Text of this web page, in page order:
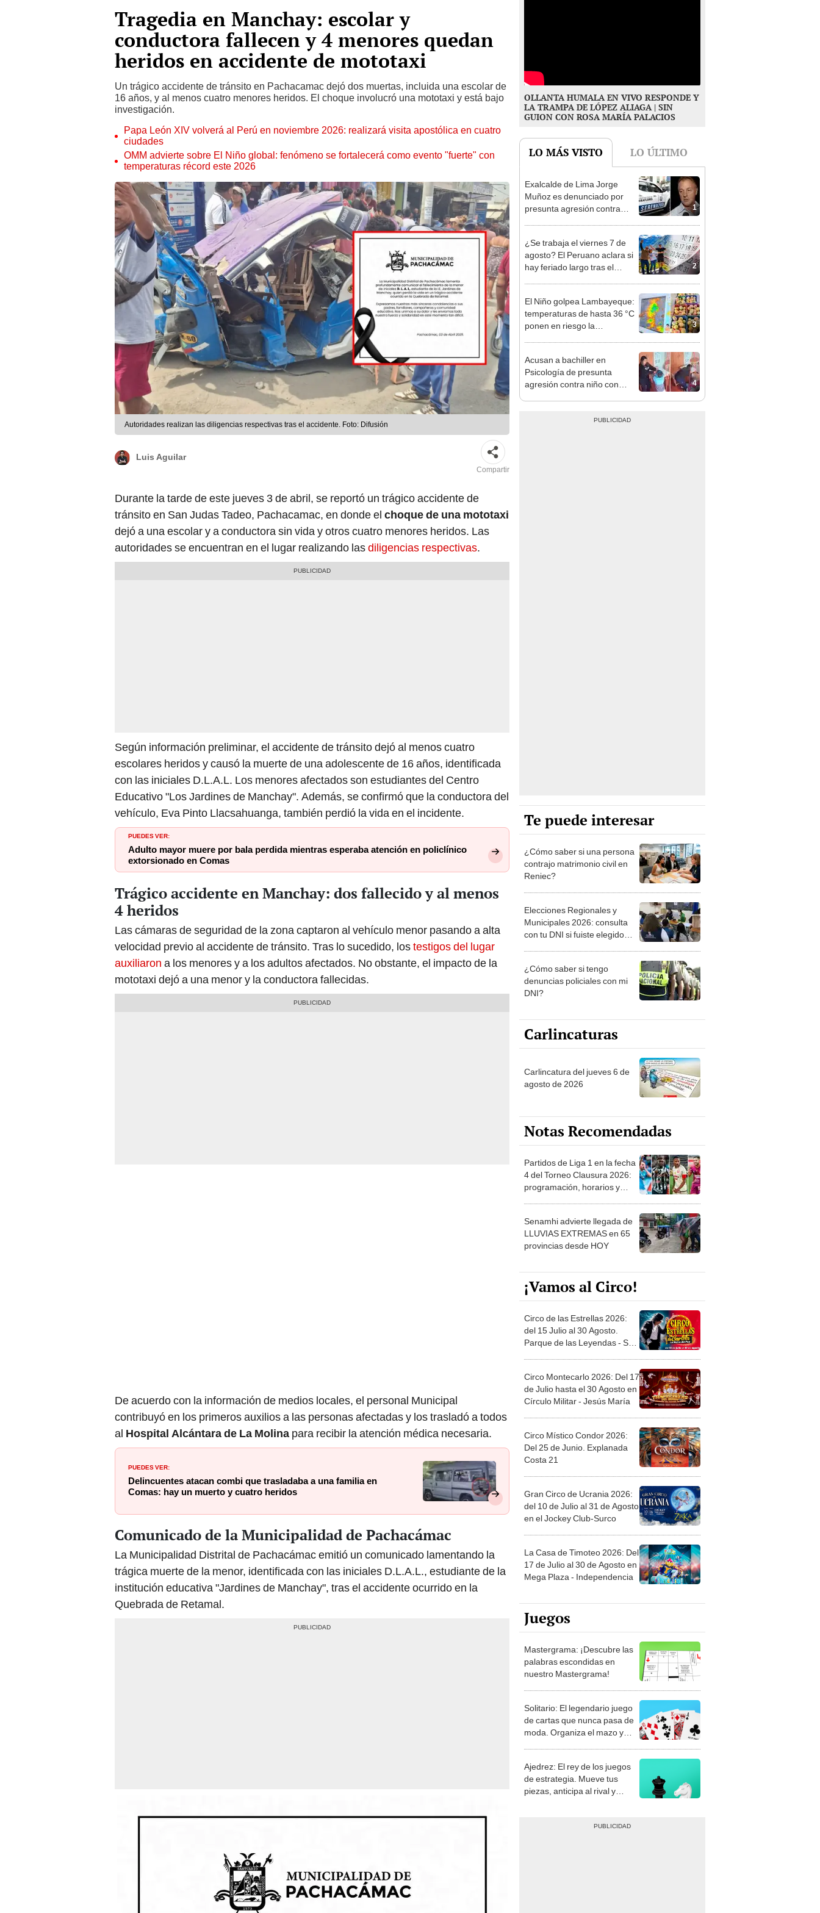
Tragedia en Manchay: escolar y
conductora fallecen y 4 menores quedan
heridos en accidente de mototaxi
Un trágico accidente de tránsito en Pachacamac dejó dos muertas, incluida una escolar de
16 años, y al menos cuatro menores heridos. El choque involucró una mototaxi y está bajo
investigación.
Papa León XIV volverá al Perú en noviembre 2026: realizará visita apostólica en cuatro
ciudades
OMM advierte sobre El Niño global: fenómeno se fortalecerá como evento "fuerte" con
temperaturas récord este 2026
Autoridades realizan las diligencias respectivas tras el accidente. Foto: Difusión
Luis Aguilar
Compartir
Durante la tarde de este jueves 3 de abril, se reportó un trágico accidente de
tránsito en San Judas Tadeo, Pachacamac, en donde el choque de una mototaxi
dejó a una escolar y a conductora sin vida y otros cuatro menores heridos. Las
autoridades se encuentran en el lugar realizando lasdiligencias respectivas.
Según información preliminar, el accidente de tránsito dejó al menos cuatro
escolares heridos y causó la muerte de una adolescente de 16 años, identificada
con las iniciales D.L.A.L. Los menores afectados son estudiantes del Centro
Educativo "Los Jardines de Manchay". Además, se confirmó que la conductora del
vehículo, Eva Pinto Llacsahuanga, también perdió la vida en el incidente.
PUEDES VER:
Adulto mayor muere por bala perdida mientras esperaba atención en policlínico
extorsionado en Comas
Trágico accidente en Manchay: dos fallecido y al menos
4 heridos
Las cámaras de seguridad de la zona captaron al vehículo menor pasando a alta
velocidad previo al accidente de tránsito. Tras lo sucedido, lostestigos del lugar
auxiliaron a los menores y a los adultos afectados. No obstante, el impacto de la
mototaxi dejó a una menor y la conductora fallecidas.
De acuerdo con la información de medios locales, el personal Municipal
contribuyó en los primeros auxilios a las personas afectadas y los trasladó a todos
al Hospital Alcántara de La Molina para recibir la atención médica necesaria.
PUEDES VER:
Delincuentes atacan combi que trasladaba a una familia en
Comas: hay un muerto y cuatro heridos
Comunicado de la Municipalidad de Pachacámac
La Municipalidad Distrital de Pachacámac emitió un comunicado lamentando la
trágica muerte de la menor, identificada con las iniciales D.L.A.L., estudiante de la
institución educativa "Jardines de Manchay", tras el accidente ocurrido en la
Quebrada de Retamal.
OLLANTA HUMALA EN VIVO RESPONDE Y
LA TRAMPA DE LÓPEZ ALIAGA | SIN
GUION CON ROSA MARÍA PALACIOS
LO MÁS VISTO LO ÚLTIMO
1
Exalcalde de Lima Jorge
Muñoz es denunciado por
presunta agresión contra
2
¿Se trabaja el viernes 7 de
agosto? El Peruano aclara si
hay feriado largo tras el
3
El Niño golpea Lambayeque:
temperaturas de hasta 36 °C
ponen en riesgo la
4
Acusan a bachiller en
Psicología de presunta
agresión contra niño con
Te puede interesar
¿Cómo saber si una persona
contrajo matrimonio civil en
Reniec?
Elecciones Regionales y
Municipales 2026: consulta
con tu DNI si fuiste elegido
la ONPE
¿Cómo saber si tengo
denuncias policiales con mi
DNI?
Carlincaturas
Carlincatura del jueves 6 de
agosto de 2026
Notas Recomendadas
Partidos de Liga 1 en la fecha
4 del Torneo Clausura 2026:
programación, horarios y
Senamhi advierte llegada de
LLUVIAS EXTREMAS en 65
provincias desde HOY
¡Vamos al Circo!
Circo de las Estrellas 2026:
del 15 Julio al 30 Agosto.
Parque de las Leyendas - San
Circo Montecarlo 2026: Del 17
de Julio hasta el 30 Agosto en
Círculo Militar - Jesús María
Circo Místico Condor 2026:
Del 25 de Junio. Explanada
Costa 21
Gran Circo de Ucrania 2026:
del 10 de Julio al 31 de Agosto
en el Jockey Club-Surco
La Casa de Timoteo 2026: Del
17 de Julio al 30 de Agosto en
Mega Plaza - Independencia
Juegos
Mastergrama: ¡Descubre las
palabras escondidas en
nuestro Mastergrama!
Solitario: El legendario juego
de cartas que nunca pasa de
moda. Organiza el mazo y
Ajedrez: El rey de los juegos
de estrategia. Mueve tus
piezas, anticipa al rival y